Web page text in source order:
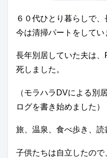
６０代ひとり暮らしで、
今は清掃パートをしてい
長年別居していた夫は
死しました。
（モラハラDVによる別
ログを書き始めました）
旅、温泉、食べ歩き、読
子供たちは自立したの